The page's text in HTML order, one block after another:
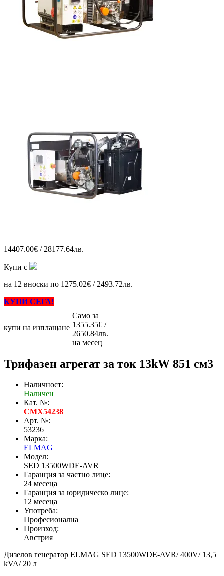
14407.00€ / 28177.64лв.
Купи с
на 12 вноски по 1275.02€ / 2493.72лв.
КУПИ СЕГА!
купи на изплащане
Само за
1355.35€ /
2650.84лв.
на месец
Трифазен агрегат за ток 13kW 851 см3
Наличност:
Наличен
Кат. №:
CMX54238
Арт. №:
53236
Марка:
ELMAG
Модел:
SED 13500WDE-AVR
Гаранция за частно лице:
24 месеца
Гаранция за юридическо лице:
12 месеца
Употреба:
Професионална
Произход:
Австрия
Дизелов генератор ELMAG SED 13500WDE-AVR/ 400V/ 13,5
kVA/ 20 л